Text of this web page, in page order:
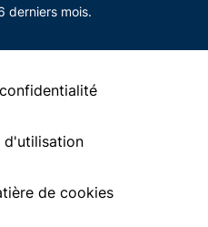
derniers mois.
d'utilisation
de cookies